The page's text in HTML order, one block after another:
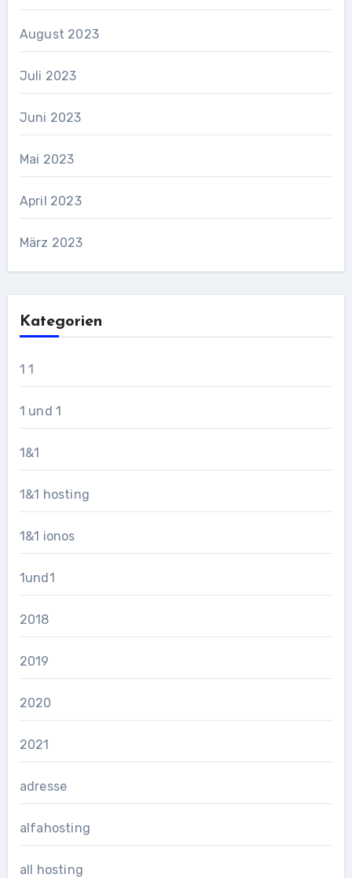
August 2023
Juli 2023
Juni 2023
Mai 2023
April 2023
März 2023
Kategorien
1 1
1 und 1
1&1
1&1 hosting
1&1 ionos
1und1
2018
2019
2020
2021
adresse
alfahosting
all hosting